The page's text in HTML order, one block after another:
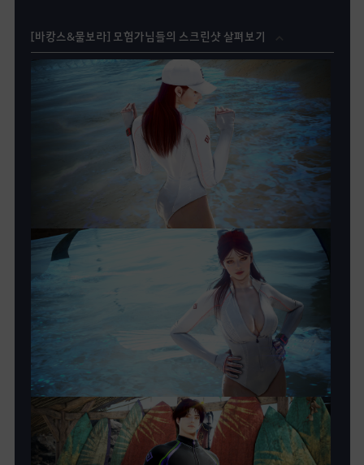
[바캉스&물보라] 모험가님들의 스크린샷 살펴보기